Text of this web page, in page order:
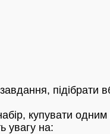
підібрати
купувати
увагу на: